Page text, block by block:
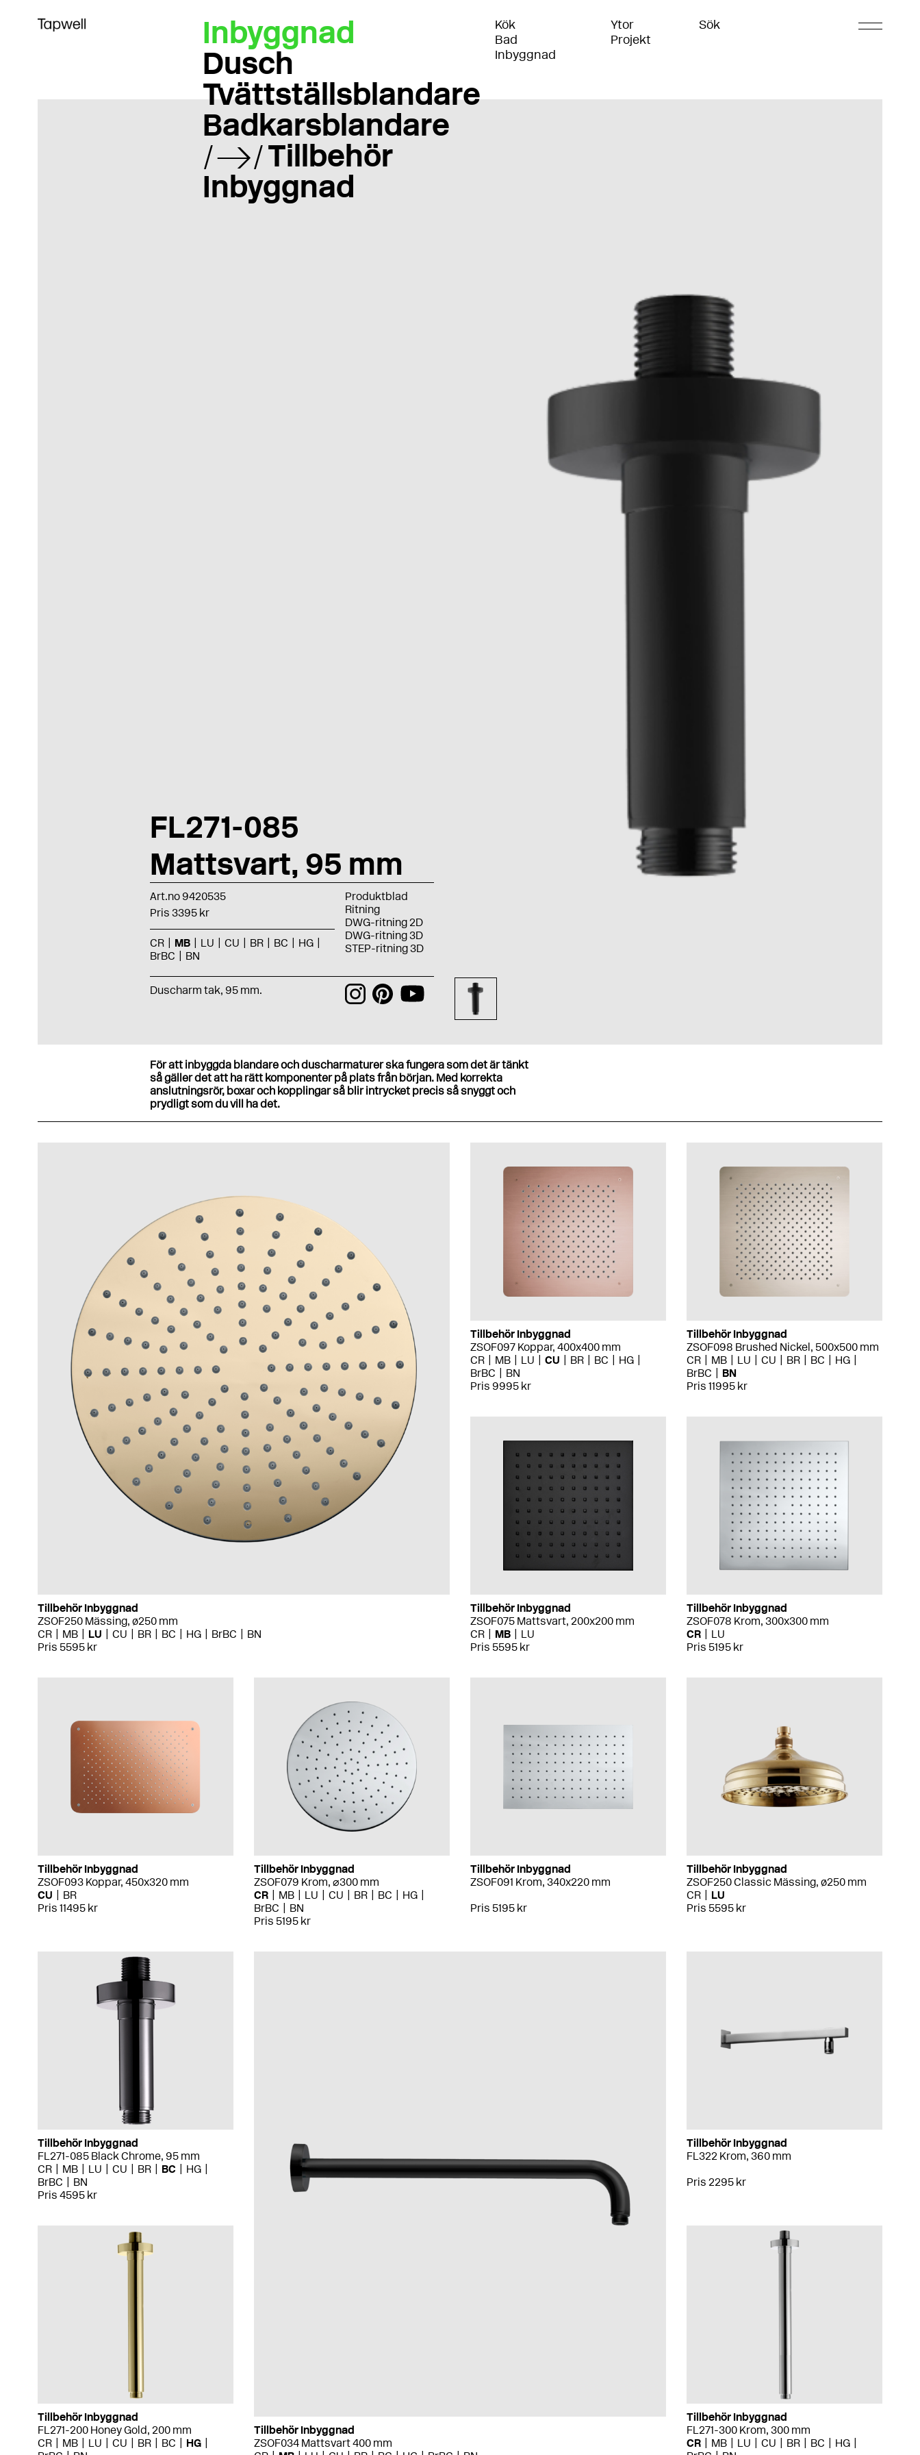
Inbyggnad
Dusch
Tvättställsblandare
Badkarsblandare
Tillbehör
Inbyggnad
Kök
Bad
Inbyggnad
Ytor
Projekt
Sök
FL271-085
Mattsvart, 95 mm
Art.no 9420535
Pris 3395 kr
CR MB LU CU BR BC
HG
BrBC
BN
Produktblad
Ritning
DWG-ritning 2D
DWG-ritning 3D
STEP-ritning 3D
Duscharm tak, 95 mm.
För att inbyggda blandare och duscharmaturer ska fungera som det är tänkt
så gäller det att ha rätt komponenter på plats från början. Med korrekta
anslutningsrör, boxar och kopplingar så blir intrycket precis så snyggt och
prydligt som du vill ha det.
Tillbehör Inbyggnad
ZSOF250 Mässing, ø250 mm
CR
MB LU CU BR BC HG BrBC
BN
Pris 5595 kr
Tillbehör Inbyggnad
ZSOF097 Koppar, 400x400 mm
CR
MB LU CU BR BC
HG
BrBC
BN
Pris 9995 kr
Tillbehör Inbyggnad
ZSOF098 Brushed Nickel, 500x500 mm
CR
MB LU CU BR BC
HG
BrBC
BN
Pris 11995 kr
Tillbehör Inbyggnad
ZSOF075 Mattsvart, 200x200 mm
CR
MB
LU
Pris 5595 kr
Tillbehör Inbyggnad
ZSOF078 Krom, 300x300 mm
CR
LU
Pris 5195 kr
Tillbehör Inbyggnad
ZSOF093 Koppar, 450x320 mm
CU
BR
Pris 11495 kr
Tillbehör Inbyggnad
ZSOF079 Krom, ⌀300 mm
CR
MB LU CU BR BC
HG
BrBC
BN
Pris 5195 kr
Tillbehör Inbyggnad
ZSOF091 Krom, 340x220 mm
Pris 5195 kr
Tillbehör Inbyggnad
ZSOF250 Classic Mässing, ø250 mm
CR
LU
Pris 5595 kr
Tillbehör Inbyggnad
FL271-085 Black Chrome, 95 mm
CR
MB LU CU BR BC
HG
BrBC
BN
Pris 4595 kr
Tillbehör Inbyggnad
ZSOF034 Mattsvart 400 mm
Tillbehör Inbyggnad
FL322 Krom, 360 mm
Pris 2295 kr
Tillbehör Inbyggnad
FL271-200 Honey Gold, 200 mm
CR
MB LU CU BR BC
HG
Tillbehör Inbyggnad
FL271-300 Krom, 300 mm
CR
MB LU CU BR BC
HG